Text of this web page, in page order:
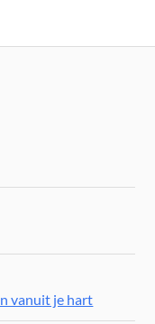
vanuit je hart